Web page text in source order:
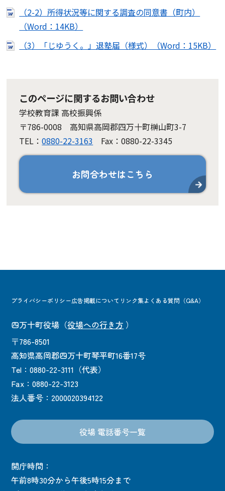
（2-2）所得状況等に関する調査の同意書（町内）
（Word：14KB）
（3）「じゆうく。」退塾届（様式）（Word：15KB）
このページに関するお問い合わせ
学校教育課 高校振興係
〒786-0008 高知県高岡郡四万十町榊山町3-7
TEL：0880-22-3163 Fax：0880-22-3345
お問合わせはこちら
プライバシーポリシー広告掲載について リンク集よくある質問（Q&A）
四万十町役場 （役場への行き方 ）
〒786-8501
高知県高岡郡四万十町琴平町16番17号
Tel：0880-22-3111（代表）
Fax：0880-22-3123
法人番号：2000020394122
役場 電話番号一覧
開庁時間：
午前8時30分から午後5時15分まで